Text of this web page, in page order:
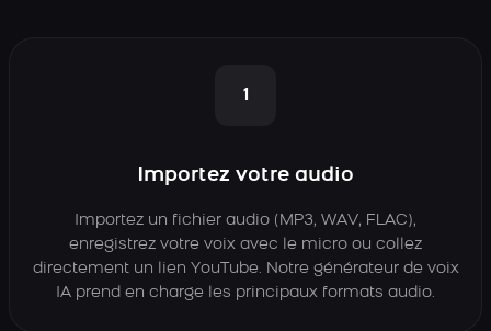
1
Importez votre audio
Importez un fichier audio (MP3, WAV, FLAC),
enregistrez votre voix avec le micro ou collez
directement un lien YouTube. Notre générateur de voix
IA prend en charge les principaux formats audio.